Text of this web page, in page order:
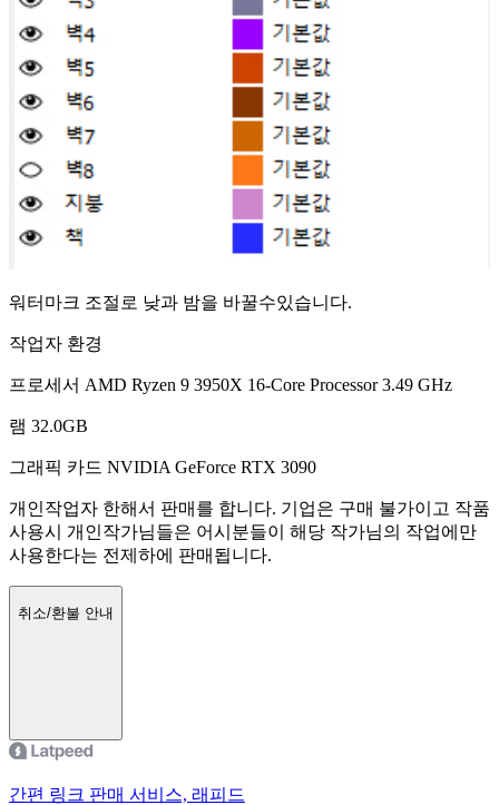
워터마크 조절로 낮과 밤을 바꿀수있습니다.
작업자 환경
프로세서 AMD Ryzen 9 3950X 16-Core Processor 3.49 GHz
램 32.0GB
그래픽 카드 NVIDIA GeForce RTX 3090
개인작업자 한해서 판매를 합니다. 기업은 구매 불가이고 작품
사용시 개인작가님들은 어시분들이 해당 작가님의 작업에만
사용한다는 전제하에 판매됩니다.
취소/환불 안내
간편 링크 판매 서비스, 래피드